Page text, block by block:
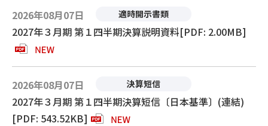
2026年08月07日 適時開示書類
2027年３月期 第１四半期決算説明資料[PDF: 2.00MB]
2026年08月07日 決算短信
2027年３月期 第１四半期決算短信〔日本基準〕(連結)
[PDF: 543.52KB]